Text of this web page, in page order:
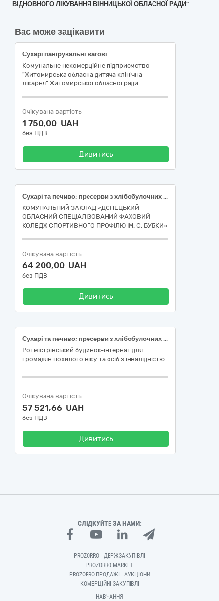
ВІДНОВНОГО ЛІКУВАННЯ ВІННИЦЬКОЇ ОБЛАСНОЇ РАДИ"
Вас може зацікавити
Сухарі панірувальні вагові
Комунальне некомерційне підприємство
"Житомирська обласна дитяча клінічна
лікарня" Житомирської обласної ради
Очікувана вартість
1 750,00 UAH
без ПДВ
Дивитись
Сухарі та печиво; пресерви з хлібобулочних і кондитерських виробів
КОМУНАЛЬНИЙ ЗАКЛАД «ДОНЕЦЬКИЙ
ОБЛАСНИЙ СПЕЦІАЛІЗОВАНИЙ ФАХОВИЙ
КОЛЕДЖ СПОРТИВНОГО ПРОФІЛЮ ІМ. С. БУБКИ»
Очікувана вартість
64 200,00 UAH
без ПДВ
Дивитись
Сухарі та печиво; пресерви з хлібобулочних і кондитерських виробів
Ротмістрівський будинок-інтернат для
громадян похилого віку та осіб з інвалідністю
Очікувана вартість
57 521,66 UAH
без ПДВ
Дивитись
СЛІДКУЙТЕ ЗА НАМИ:
PROZORRO - ДЕРЖЗАКУПІВЛІ
PROZORRO MARKET
PROZORRO.ПРОДАЖІ - АУКЦІОНИ
КОМЕРЦІЙНІ ЗАКУПІВЛІ
НАВЧАННЯ